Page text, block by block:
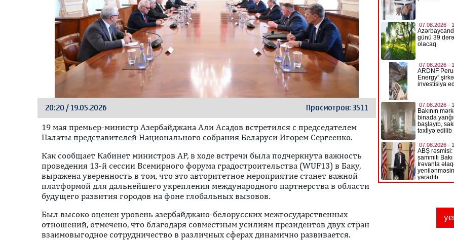
20:20 / 19.05.2026 Просмотров: 3511
19 мая премьер-министр Азербайджана Али Асадов встретился с председателем
Палаты представителей Национального собрания Беларуси Игорем Сергеенко.
Как сообщает Кабинет министров АР, в ходе встречи была подчеркнута важность
проведения 13-й сессии Всемирного форума градостроительства (WUF13) в Баку,
выражена уверенность в том, что это авторитетное мероприятие станет важной
платформой для дальнейшего укрепления международного партнерства в области
будущего развития городов на фоне глобальных вызовов.
Был высоко оценен уровень азербайджано-белорусских межгосударственных
отношений, отмечено, что благодаря совместным усилиям президентов двух стран
взаимовыгодное сотрудничество в различных сферах динамично развивается.